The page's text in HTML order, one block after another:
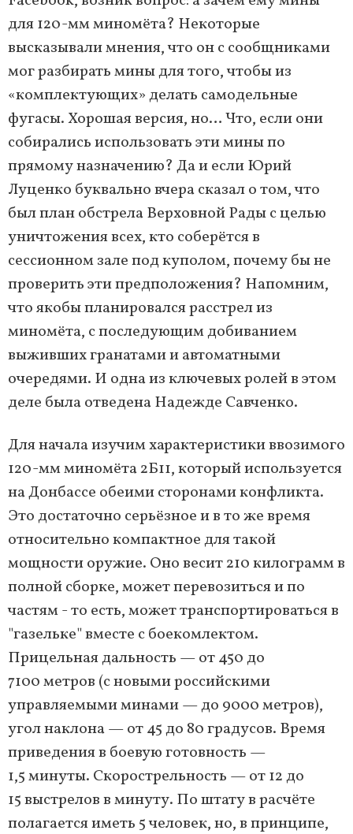
для 120-мм миномёта? Некоторые
высказывали мнения, что он с сообщниками
мог разбирать мины для того, чтобы из
«комплектующих» делать самодельные
фугасы. Хорошая версия, но… Что, если они
собирались использовать эти мины по
прямому назначению? Да и если Юрий
Луценко буквально вчера сказал о том, что
был план обстрела Верховной Рады с целью
уничтожения всех, кто соберётся в
сессионном зале под куполом, почему бы не
проверить эти предположения? Напомним,
что якобы планировался расстрел из
миномёта, с последующим добиванием
выживших гранатами и автоматными
очередями. И одна из ключевых ролей в этом
деле была отведена Надежде Савченко.
Для начала изучим характеристики ввозимого
120-мм миномёта 2Б11, который используется
на Донбассе обеими сторонами конфликта.
Это достаточно серьёзное и в то же время
относительно компактное для такой
мощности оружие. Оно весит 210 килограмм в
полной сборке, может перевозиться и по
частям - то есть, может транспортироваться в
"газельке" вместе с боекомлектом.
Прицельная дальность — от 450 до
7100 метров (с новыми российскими
управляемыми минами — до 9000 метров),
угол наклона — от 45 до 80 градусов. Время
приведения в боевую готовность —
1,5 минуты. Скорострельность — от 12 до
15 выстрелов в минуту. По штату в расчёте
полагается иметь 5 человек, но, в принципе,